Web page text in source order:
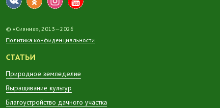
© «Сияние», 2013—2026
Политика конфиденциальности
СТАТЬИ
Природное земледелие
Выращивание культур
Благоустройство дачного участка